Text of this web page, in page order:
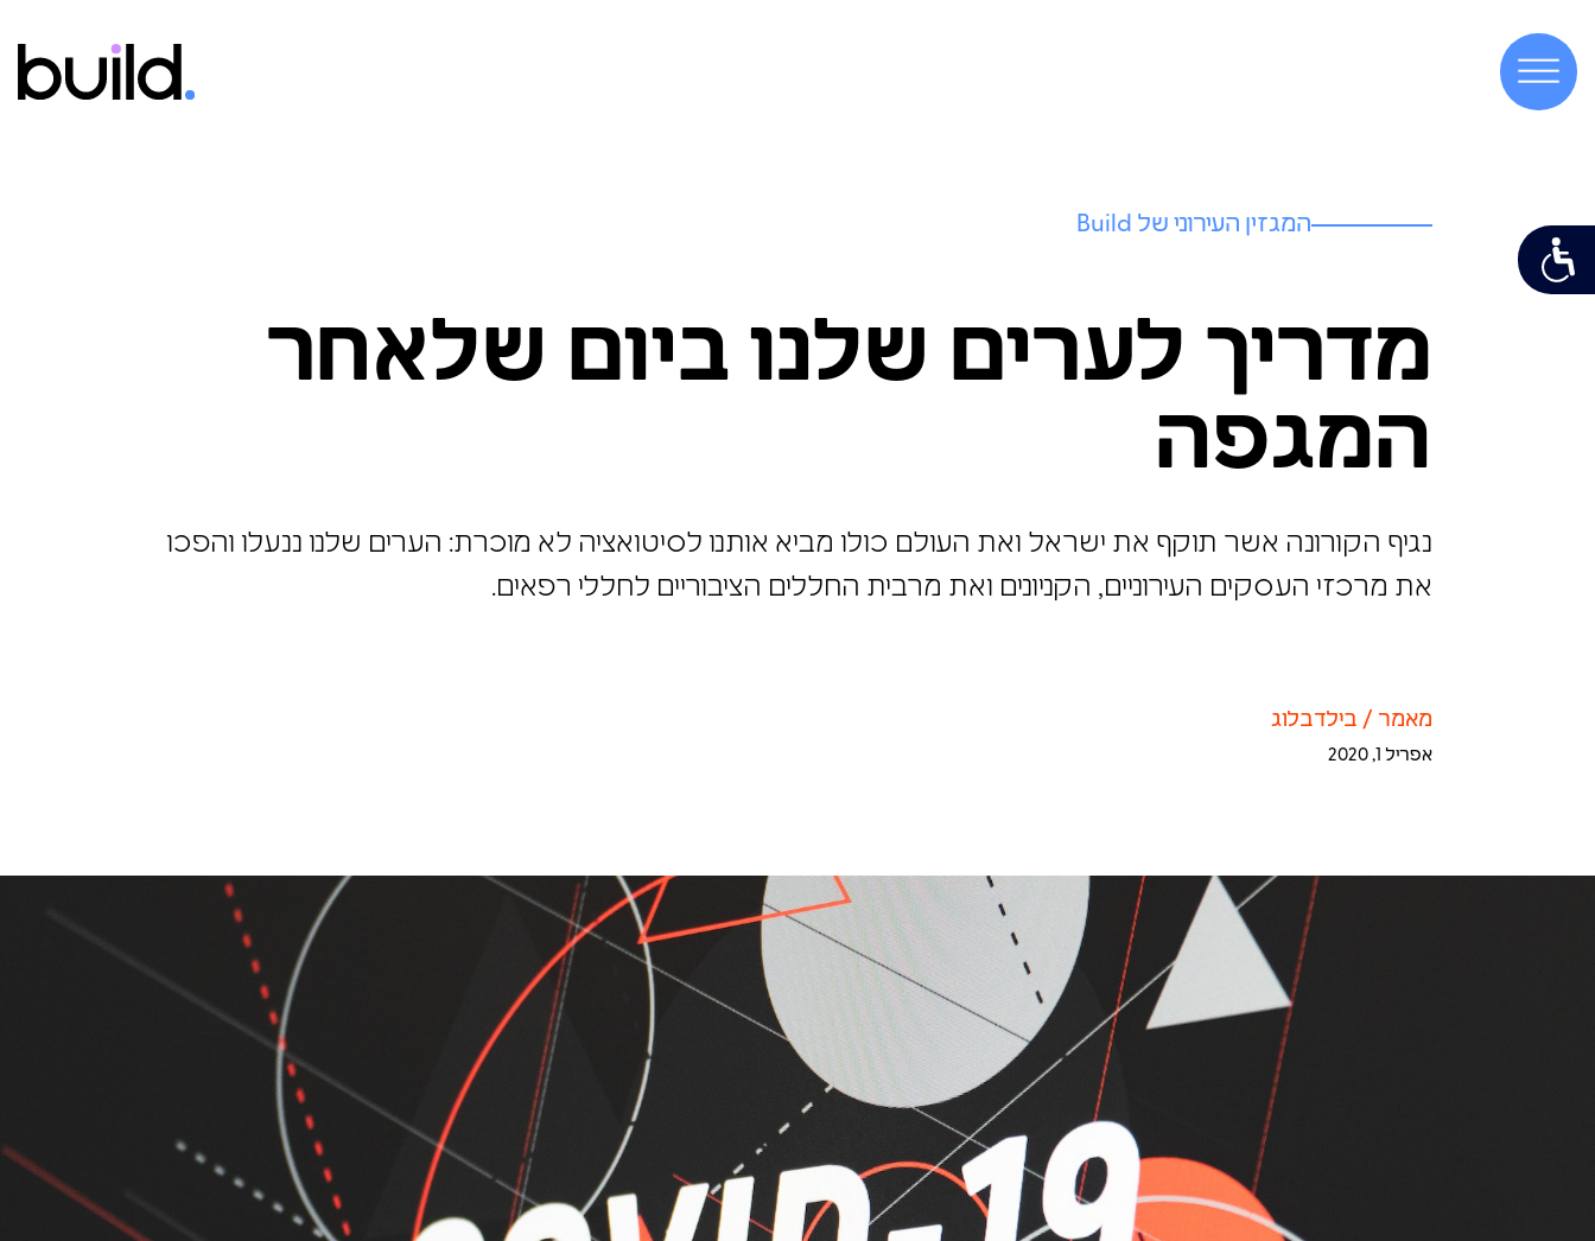
המגזין העירוני של Build
מדריך לערים שלנו ביום שלאחר
המגפה
נגיף הקורונה אשר תוקף את ישראל ואת העולם כולו מביא אותנו לסיטואציה לא מוכרת: הערים שלנו ננעלו והפכו
את מרכזי העסקים העירוניים, הקניונים ואת מרבית החללים הציבוריים לחללי רפאים.
מאמר / בילדבלוג
אפריל 1, 2020